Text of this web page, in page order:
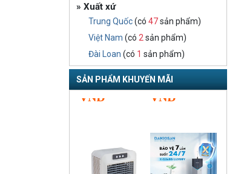
» Xuất xứ
Trung Quốc(có 47sản phẩm)
Việt Nam (có 2 sản phẩm)
Đài Loan (có 1 sản phẩm)
SẢN PHẨM KHUYẾN MÃI